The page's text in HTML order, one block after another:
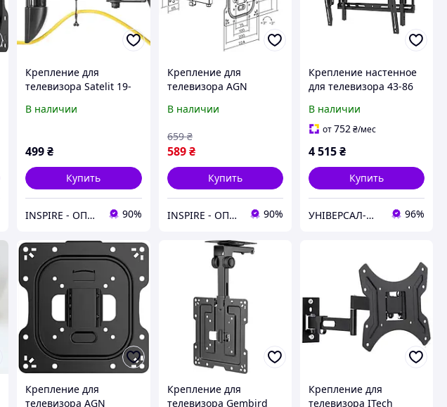
Крепление для
телевизора Satelit 19-
В наличии
499₴
Купить
INSPIRE - ОПТОВІ ПРОДАЖІ ТА БЕЗГОТІВКА ДЛЯ БІЗНЕСУ 90%
Крепление для
телевизора AGN
В наличии
589 ₴
659 ₴
Купить
INSPIRE - ОПТОВІ ПРОДАЖІ ТА БЕЗГОТІВКА ДЛЯ БІЗНЕСУ 90%
Крепление настенное
для телевизора 43-86
Push Out и наклоном
до 12 градусов
Push Out Til
В наличии
от752₴/мес
4 515₴
Купить
УНІВЕРСАЛ-МАГ 96%
Крепление для
телевизора AGN
Крепление для
телевизора Gembird
Крепление для
телевизора ITech